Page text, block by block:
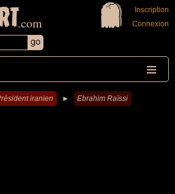
.com
Inscription
Connexion
iranien ► Ebrahim Raïssi